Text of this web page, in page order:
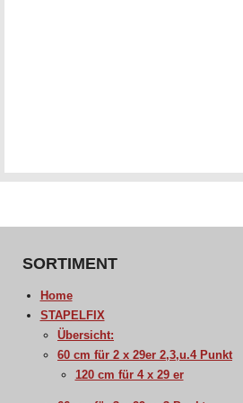
SORTIMENT
Home
STAPELFIX
Übersicht:
60 cm für 2 x 29er 2,3,u.4 Punkt
120 cm für 4 x 29 er